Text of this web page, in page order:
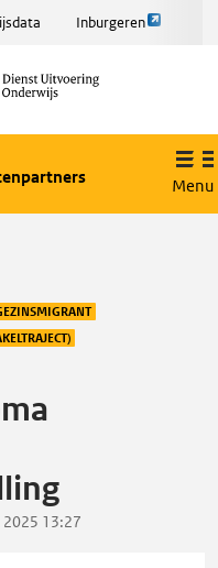
Inburgeren
Link
pagina
de
Menu
2025 13:27